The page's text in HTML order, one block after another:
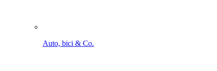
Auto, bici & Co.